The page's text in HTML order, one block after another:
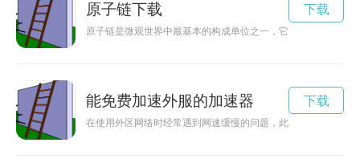
原子链下载
原子链是微观世界中最基本的构成单位之一，它的结构和性质
下载
能免费加速外服的加速器
在使用外区网络时经常遇到网速缓慢的问题，此时可以考虑使
下载